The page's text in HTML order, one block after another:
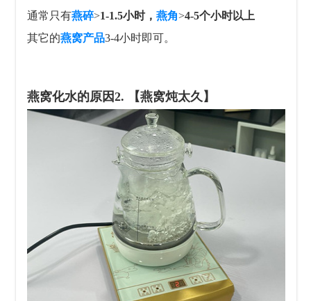
通常只有燕碎>1-1.5小时，燕角>4-5个小时以上
其它的燕窝产品3-4小时即可。
燕窝化水的原因2. 【燕窝炖太久】